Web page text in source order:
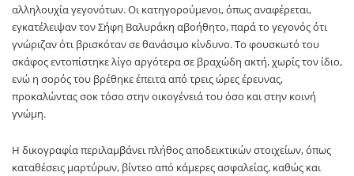
αλληλουχία γεγονότων. Οι κατηγορούμενοι, όπως αναφέρεται,
εγκατέλειψαν τον Σήφη Βαλυράκη αβοήθητο, παρά το γεγονός ότι
γνώριζαν ότι βρισκόταν σε θανάσιμο κίνδυνο. Το φουσκωτό του
σκάφος εντοπίστηκε λίγο αργότερα σε βραχώδη ακτή, χωρίς τον ίδιο,
ενώ η σορός του βρέθηκε έπειτα από τρεις ώρες έρευνας,
προκαλώντας σοκ τόσο στην οικογένειά του όσο και στην κοινή
γνώμη.
Η δικογραφία περιλαμβάνει πλήθος αποδεικτικών στοιχείων, όπως
καταθέσεις μαρτύρων, βίντεο από κάμερες ασφαλείας, καθώς και